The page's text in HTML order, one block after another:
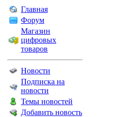
Главная
Форум
Магазин
цифровых
товаров
Новости
Подписка на
новости
Темы новостей
Добавить новость